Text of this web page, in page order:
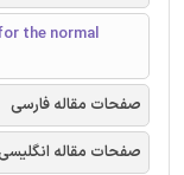
the normal
صفحات مقاله فارسی
صفحات مقاله